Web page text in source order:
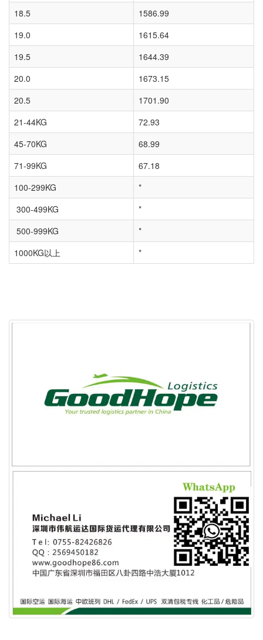
18.5
1586.99
19.0
1615.64
19.5
1644.39
20.0
1673.15
20.5
1701.90
21-44KG
72.93
45-70KG
68.99
71-99KG
67.18
100-299KG
*
300-499KG
*
500-999KG
*
1000KG以上
*